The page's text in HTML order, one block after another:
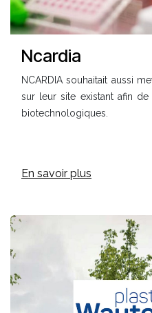
Ncardia
NCARDIA souhaitait aussi
sur leur site existant afin
biotechnologiques.
En savoir plus